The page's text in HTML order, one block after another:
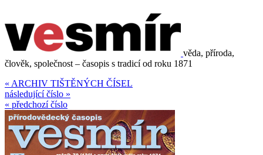
věda, příroda,
člověk, společnost – časopis s tradicí od roku 1871
« ARCHIV TIŠTĚNÝCH ČÍSEL
následující číslo »
« předchozí číslo